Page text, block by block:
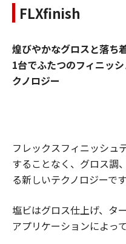
FLXfinish
煌びやかなグロスと落ち
1台でふたつのフィニッ
クノロジー
フレックスフィニッシュ
することなく、グロス調
る新しいテクノロジーです
塩ビはグロス仕上げ、タ
アプリケーションによっ